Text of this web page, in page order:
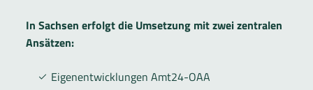
In Sachsen erfolgt die Umsetzung mit zwei zentralen
Ansätzen:
Eigenentwicklungen Amt24-OAA